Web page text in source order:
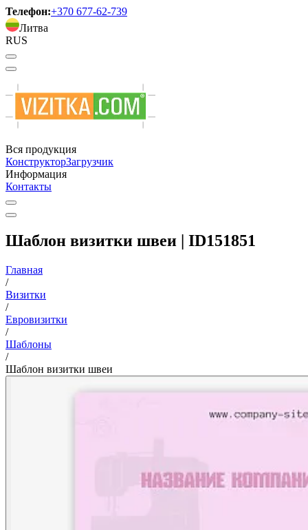
Телефон:+370 677-62-739
Литва
RUS
Вся продукция
КонструкторЗагрузчик
Информация
Контакты
Шаблон визитки швеи | ID151851
Главная
/
Визитки
/
Евровизитки
/
Шаблоны
/
Шаблон визитки швеи